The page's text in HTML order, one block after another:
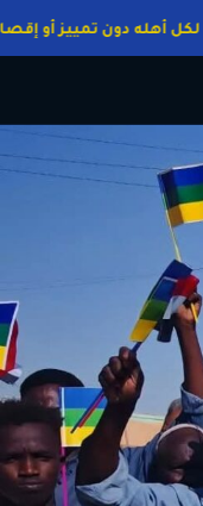
وطنٌ لكل أهله دون تمييز